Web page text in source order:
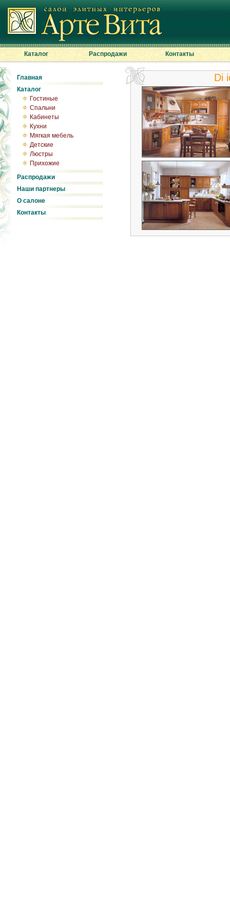
Каталог Распродажи Контакты
Главная
Каталог
Гостиные
Спальни
Кабинеты
Кухни
Мягкая мебель
Детские
Люстры
Прихожие
Распродажи
Наши партнеры
О салоне
Контакты
Di